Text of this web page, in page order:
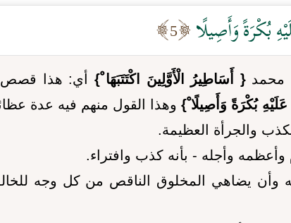
بُكْرَةً وَأَصِيلًا 5
محمد{ أَسَاطِيرُ الْأَوَّلِينَ اكْتَتَبَهَا ْ} أي: هذا قصص
بُكْرَةً وَأَصِيلًا ْ} وهذا القول منهم فيه عدة
والجرأة العظيمة.
وأجله - بأنه كذب وافتراء.
وأن يضاهي المخلوق الناقص من كل وجه